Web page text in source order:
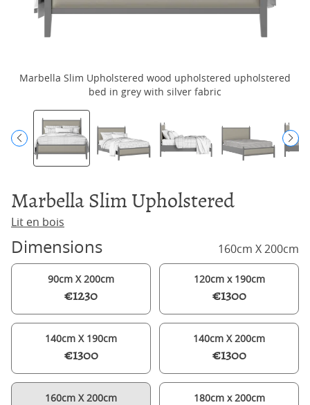
Marbella Slim Upholstered wood upholstered upholstered
bed in grey with silver fabric
Marbella Slim Upholstered
Lit en bois
Dimensions 160cm X 200cm
90cm X 200cm
€1230
120cm x 190cm
€1300
140cm X 190cm
€1300
140cm X 200cm
€1300
160cm X 200cm 180cm x 200cm